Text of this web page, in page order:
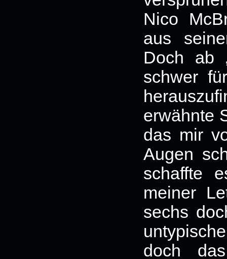
Nico
aus
Doch ab
schwer
erwähnte
das mir
Augen
schaffte
meiner
sechs
doch